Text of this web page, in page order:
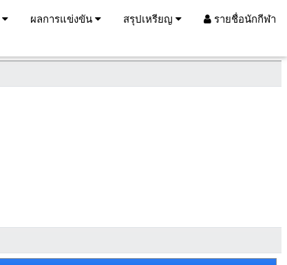
ผลการแข่งขัน สรุปเหรียญ รายชื่อนักกีฬา